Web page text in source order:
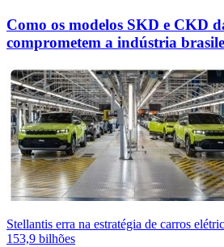
Como os modelos SKD e CKD
comprometem a indústria
Stellantis erra na estratégia de carros
153,9 bilhões